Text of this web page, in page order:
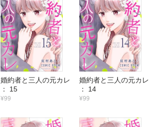
婚約者と三人の元カレ
： 15
¥99
婚約者と三人の元カレ
： 14
¥99